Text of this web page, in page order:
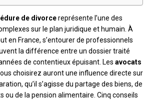
de divorcereprésente l’une des
sur le plan juridique et humain. À
en France, s’entourer de professionnels
la différence entre un dossier traité
de contentieux épuisant. Les avocats
choisirez auront une influence directe sur
qu’il s’agisse du partage des biens, de
ou de la pension alimentaire. Cinq conseils